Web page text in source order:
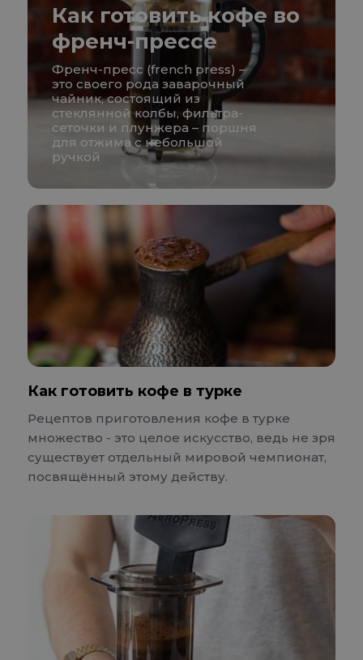
Как готовить кофе во
френч-прессе
Френч-пресс (french press) –
это своего рода заварочный
чайник, состоящий из
стеклянной колбы, фильтра-
сеточки и плунжера – поршня
для отжима с небольшой
ручкой
Как готовить кофе в турке
Рецептов приготовления кофе в турке
множество - это целое искусство, ведь не зря
существует отдельный мировой чемпионат,
посвящённый этому действу.